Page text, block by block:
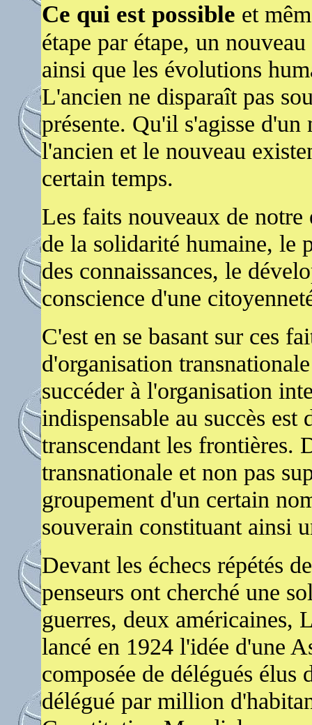
Ce qui est possible et
étape par étape, un
ainsi que les évolutions
L'ancien ne disparaît pas
présente. Qu'il s'agisse
l'ancien et le nouveau
certain temps.
Les faits nouveaux de notre
de la solidarité humaine, le
des connaissances, le
conscience d'une
C'est en se basant sur ces
d'organisation
succéder à l'organisation
indispensable au succès
transcendant les frontières.
transnationale et non pas
groupement d'un certain
souverain constituant ainsi
Devant les échecs répétés
penseurs ont cherché une
guerres, deux
lancé en 1924 l'idée d'une
composée de délégués
délégué par million